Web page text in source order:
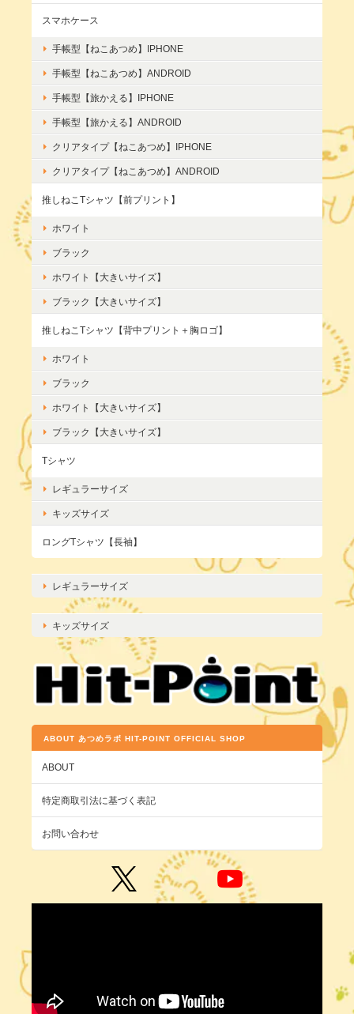
スマホケース
手帳型【ねこあつめ】IPHONE
手帳型【ねこあつめ】ANDROID
手帳型【旅かえる】IPHONE
手帳型【旅かえる】ANDROID
クリアタイプ【ねこあつめ】IPHONE
クリアタイプ【ねこあつめ】ANDROID
推しねこTシャツ【前プリント】
ホワイト
ブラック
ホワイト【大きいサイズ】
ブラック【大きいサイズ】
推しねこTシャツ【背中プリント＋胸ロゴ】
ホワイト
ブラック
ホワイト【大きいサイズ】
ブラック【大きいサイズ】
Tシャツ
レギュラーサイズ
キッズサイズ
ロングTシャツ【長袖】
レギュラーサイズ
キッズサイズ
ABOUT あつめラボ HIT-POINT OFFICIAL SHOP
ABOUT
特定商取引法に基づく表記
お問い合わせ